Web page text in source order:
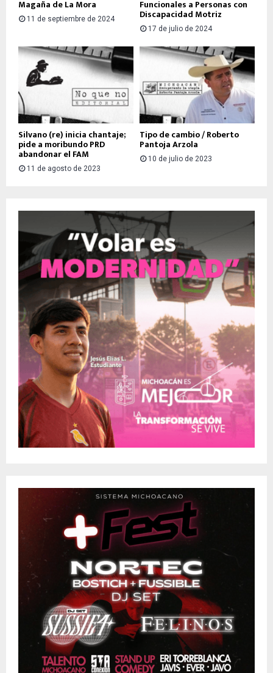
Magaña de La Mora
11 de septiembre de 2024
Funcionales a Personas con
Discapacidad Motriz
17 de julio de 2024
Silvano (re) inicia chantaje;
pide a moribundo PRD
abandonar el FAM
11 de agosto de 2023
Tipo de cambio / Roberto
Pantoja Arzola
10 de julio de 2023